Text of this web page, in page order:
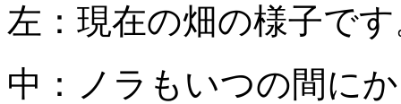
左：現在の畑の様子で
中：ノラもいつの間に